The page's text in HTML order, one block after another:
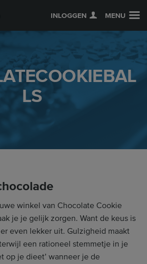
INLOGGEN MENU
LS
winkel van Chocolate Cookie
je je gelijk zorgen. Want de keus is
even lekker uit. Gulzigheid maakt
een rationeel stemmetje in je
op je dieet’ wanneer je de